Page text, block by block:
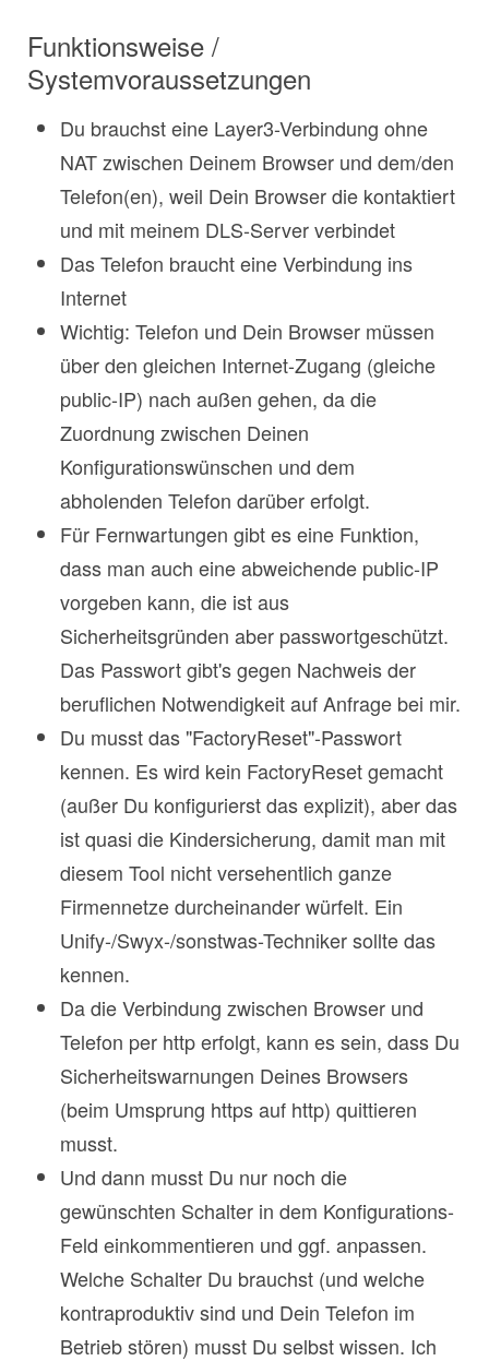
Funktionsweise /
Systemvoraussetzungen
Du brauchst eine Layer3-Verbindung ohne
NAT zwischen Deinem Browser und dem/den
Telefon(en), weil Dein Browser die kontaktiert
und mit meinem DLS-Server verbindet
Das Telefon braucht eine Verbindung ins
Internet
Wichtig: Telefon und Dein Browser müssen
über den gleichen Internet-Zugang (gleiche
public-IP) nach außen gehen, da die
Zuordnung zwischen Deinen
Konfigurationswünschen und dem
abholenden Telefon darüber erfolgt.
Für Fernwartungen gibt es eine Funktion,
dass man auch eine abweichende public-IP
vorgeben kann, die ist aus
Sicherheitsgründen aber passwortgeschützt.
Das Passwort gibt's gegen Nachweis der
beruflichen Notwendigkeit auf Anfrage bei mir.
Du musst das "FactoryReset"-Passwort
kennen. Es wird kein FactoryReset gemacht
(außer Du konfigurierst das explizit), aber das
ist quasi die Kindersicherung, damit man mit
diesem Tool nicht versehentlich ganze
Firmennetze durcheinander würfelt. Ein
Unify-/Swyx-/sonstwas-Techniker sollte das
kennen.
Da die Verbindung zwischen Browser und
Telefon per http erfolgt, kann es sein, dass Du
Sicherheitswarnungen Deines Browsers
(beim Umsprung https auf http) quittieren
musst.
Und dann musst Du nur noch die
gewünschten Schalter in dem Konfigurations-
Feld einkommentieren und ggf. anpassen.
Welche Schalter Du brauchst (und welche
kontraproduktiv sind und Dein Telefon im
Betrieb stören) musst Du selbst wissen. Ich